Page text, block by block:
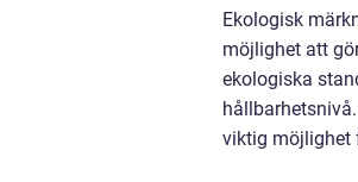
Ekologisk
möjlighet att
ekologiska
viktig möjlighet